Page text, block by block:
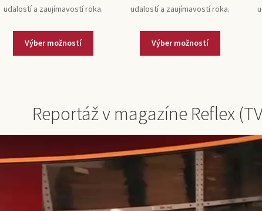
udalostí a zaujímavostí roka.
Výber možností
udalostí a zaujímavostí roka.
Výber možností
Reportáž v magazíne Reflex